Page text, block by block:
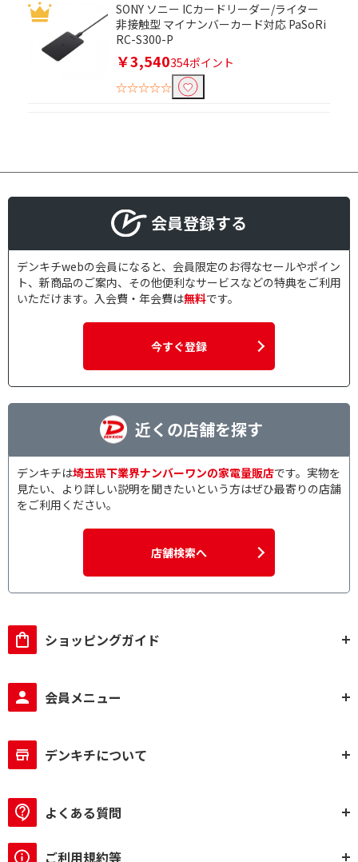
SONY ソニー ICカードリーダー/ライター
非接触型 マイナンバーカード対応 PaSoRi
RC-S300-P
￥3,540354ポイント
☆☆☆☆☆
会員登録する
デンキチwebの会員になると、会員限定のお得なセールやポイン
ト、新商品のご案内、その他便利なサービスなどの特典をご利用
いただけます。入会費・年会費は無料です。
今すぐ登録
近くの店舗を探す
デンキチは埼玉県下業界ナンバーワンの家電量販店です。実物を
見たい、より詳しい説明を聞きたいという方はぜひ最寄りの店舗
をご利用ください。
店舗検索へ
ショッピングガイド
会員メニュー
デンキチについて
よくある質問
ご利用規約等